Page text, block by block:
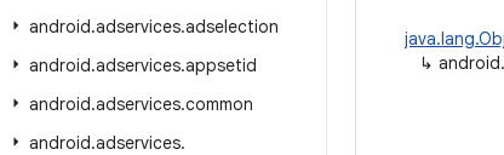
android.adservices.adselection
android.adservices.appsetid
android.adservices.common
android.adservices.
↳